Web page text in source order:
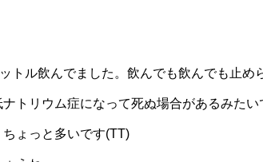
トル飲んでました。飲んでも飲んでも止め
トリウム症になって死ぬ場合があるみた
ょっと多いです(TT)